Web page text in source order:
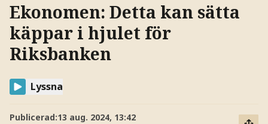
Ekonomen: Detta kan sätta
käppar i hjulet för
Riksbanken
Lyssna
Publicerad:13 aug. 2024, 13:42